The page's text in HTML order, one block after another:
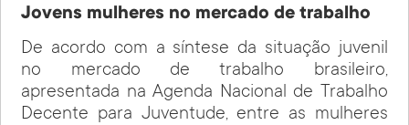
Jovens mulheres no mercado de trabalho
De acordo com a síntese da situação juvenil
no mercado de trabalho brasileiro,
apresentada na Agenda Nacional de Trabalho
Decente para Juventude, entre as mulheres